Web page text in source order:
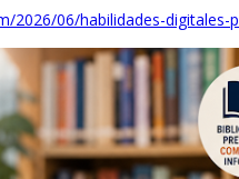
2026/06/habilidades-digitales-